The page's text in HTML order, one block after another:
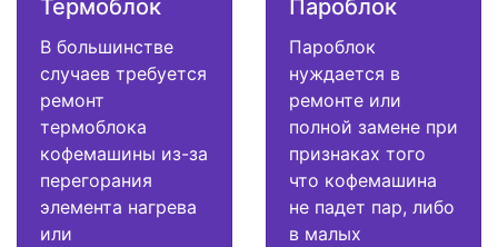
Термоблок
В большинстве
случаев требуется
ремонт
термоблока
кофемашины из-за
перегорания
элемента нагрева
или
Пароблок
Пароблок
нуждается в
ремонте или
полной замене при
признаках того
что кофемашина
не падет пар, либо
в малых